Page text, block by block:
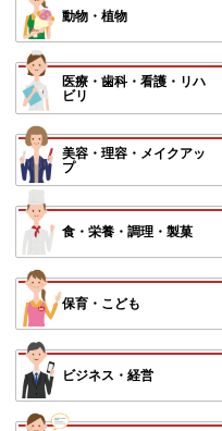
動物・植物
医療・歯科・看護・リハ
ビリ
美容・理容・メイクアッ
プ
食・栄養・調理・製菓
保育・こども
ビジネス・経営